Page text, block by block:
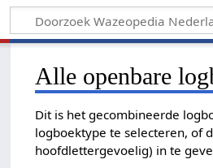
Alle openbare
Dit is het gecombineerde
logboektype te selecteren, of
hoofdlettergevoelig) in te